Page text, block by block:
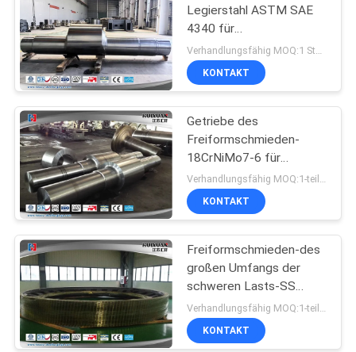
SITEMAP
PRIVACY
POLICY
Legierstahl ASTM SAE
4340 für
Hydraulikpressen
KONTAKT
Getriebe des
Freiformschmieden-
18CrNiMo7-6 für
Minenmaschiene 8000TVerhandlungsfähig MOQ:1-teilig
KONTAKT
Freiformschmieden-des
großen Umfangs der
schweren Lasts-SS
industrielles großes
Hohlrad 12000T
Verhandlungsfähig MOQ:1-teilig
KONTAKT